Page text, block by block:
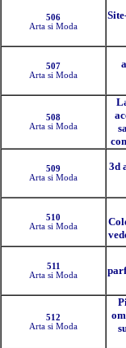
506
Arta si Moda
507
Arta si Moda
508
Arta si Moda
509
Arta si Moda
3d
510
Arta si Moda
511
Arta si Moda
512
Arta si Moda